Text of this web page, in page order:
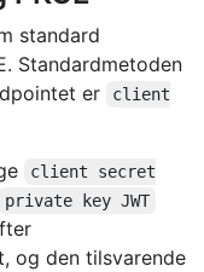
standard
Standardmetoden
er
client
client secret
private key JWT
og den tilsvarende